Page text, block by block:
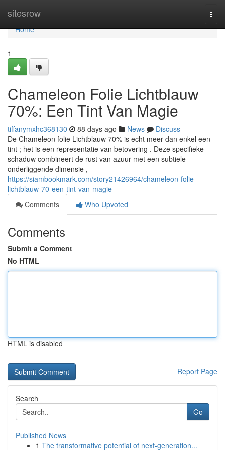
sitesrow
Home
Home
1
Chameleon Folie Lichtblauw
70%: Een Tint Van Magie
tiffanymxhc368130 88 days ago News
Discuss
De Chameleon folie Lichtblauw 70% is echt meer dan enkel een
tint ; het is een representatie van betovering . Deze specifieke
schaduw combineert de rust van azuur met een subtiele
onderliggende dimensie ,
https://siambookmark.com/story21426964/chameleon-folie-
lichtblauw-70-een-tint-van-magie
Comments
Who Upvoted
Comments
Submit a Comment
No HTML
HTML is disabled
Report Page
Search
Go
Published News
1 The transformative potential of next-generation...